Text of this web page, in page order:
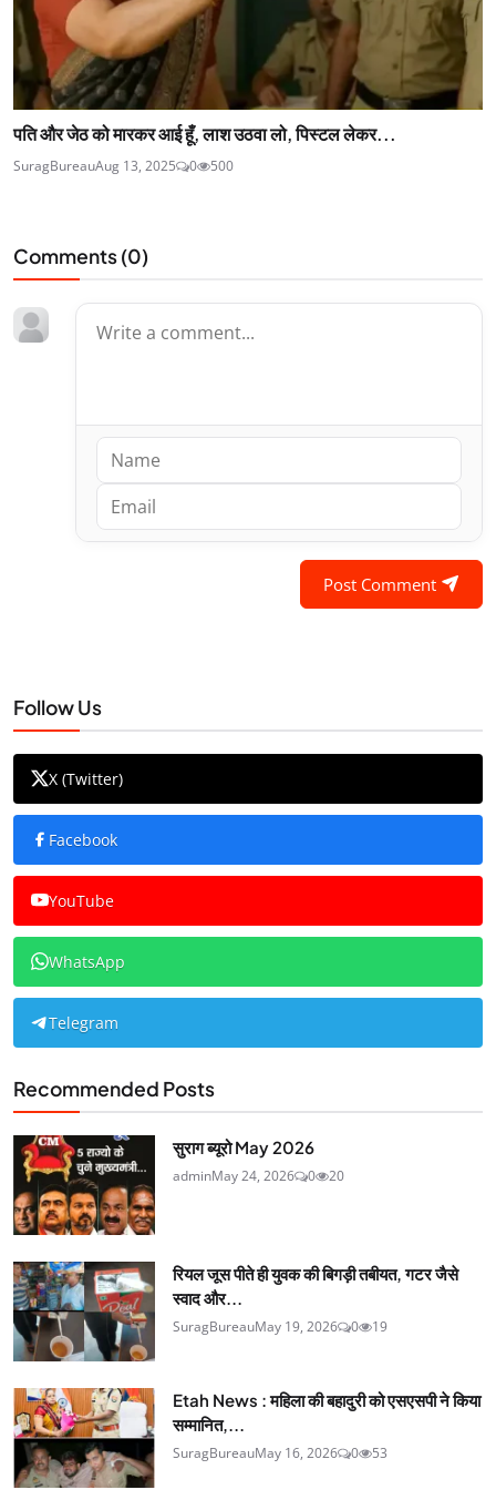
पति और जेठ को मारकर आई हूँ, लाश उठवा लो, पिस्टल लेकर...
SuragBureauAug 13, 2025 0 500
Comments (0)
Post Comment
Follow Us
X (Twitter)
Facebook
YouTube
WhatsApp
Telegram
Recommended Posts
सुराग ब्यूरो May 2026
adminMay 24, 2026 0 20
रियल जूस पीते ही युवक की बिगड़ी तबीयत, गटर जैसे
स्वाद और...
SuragBureauMay 19, 2026 0 19
Etah News : महिला की बहादुरी को एसएसपी ने किया
सम्मानित,...
SuragBureauMay 16, 2026 0 53